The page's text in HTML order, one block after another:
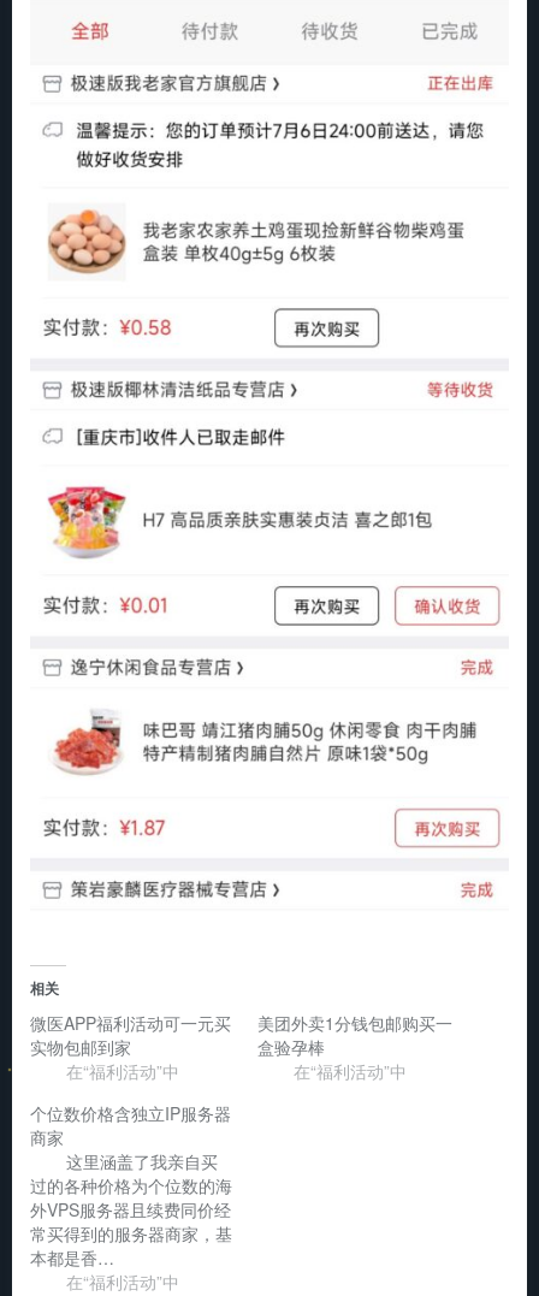
相关
微医APP福利活动可一元买
实物包邮到家
在“福利活动”中
美团外卖1分钱包邮购买一
盒验孕棒
在“福利活动”中
个位数价格含独立IP服务器
商家
这里涵盖了我亲自买
过的各种价格为个位数的海
外VPS服务器且续费同价经
常买得到的服务器商家，基
本都是香…
在“福利活动”中